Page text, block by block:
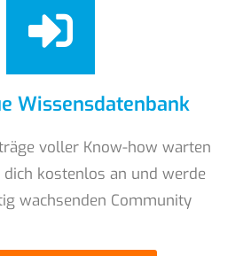
Wissensdatenbank
voller Know-how warten
dich kostenlos an und werde
wachsenden Community